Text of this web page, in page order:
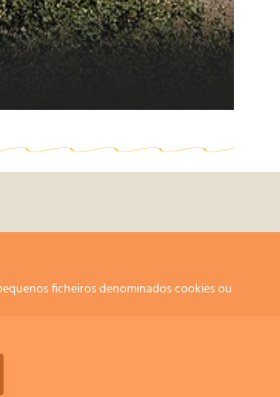
ficheiros denominados cookies ou